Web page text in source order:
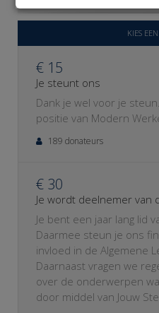
KIES
€ 15
Je steunt ons
Dank je wel voor je
positie van Modern
189 donateurs
€ 30
Je wordt deelnemer van
Je bent een jaar lang lid
Daarmee steun je ons
invloed in de Algemene
Daarnaast vragen we
over de onderwerpen
door middel van Jouw